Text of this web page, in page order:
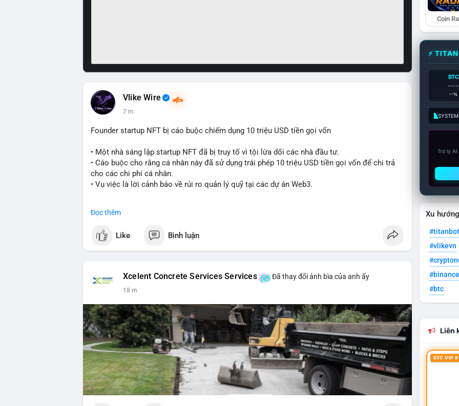
Vlike Wire
7 m
Founder startup NFT bị cáo buộc chiếm dụng 10 triệu USD tiền gọi vốn
• Một nhà sáng lập startup NFT đã bị truy tố vì tội lừa dối các nhà đầu tư.
• Cáo buộc cho rằng cá nhân này đã sử dụng trái phép 10 triệu USD tiền gọi vốn để chi trả
cho các chi phí cá nhân.
• Vụ việc là lời cảnh báo về rủi ro quản lý quỹ tại các dự án Web3.
#vlikevn #titanbot
Đọc thêm
Like Bình luận
Xcelent Concrete Services Services Đã thay đổi ảnh bìa của anh ấy
18 m
Coin
⚡
BTC
--%
Trợ lý
Xu
#titanbot
#vlikevn
#btc
Liên
BTC VIP